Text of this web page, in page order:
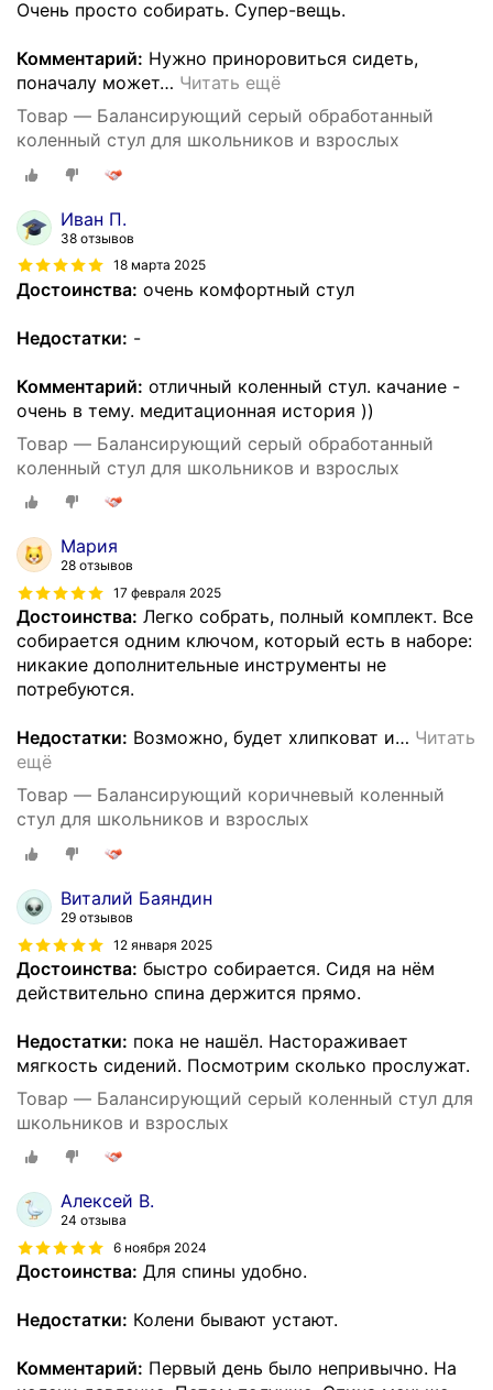
Очень просто собирать. Супер-вещь.
Комментарий: Нужно приноровиться сидеть,
поначалу может… Читать ещё
Товар — Балансирующий серый обработанный
коленный стул для школьников и взрослых
Иван П.
38 отзывов
18 марта 2025
Достоинства: очень комфортный стул
Недостатки: -
Комментарий: отличный коленный стул. качание -
очень в тему. медитационная история ))
Товар — Балансирующий серый обработанный
коленный стул для школьников и взрослых
Мария
28 отзывов
17 февраля 2025
Достоинства: Легко собрать, полный комплект. Все
собирается одним ключом, который есть в наборе:
никакие дополнительные инструменты не
потребуются.
Недостатки: Возможно, будет хлипковат и… Читать
ещё
Товар — Балансирующий коричневый коленный
стул для школьников и взрослых
Виталий Баяндин
29 отзывов
12 января 2025
Достоинства: быстро собирается. Сидя на нём
действительно спина держится прямо.
Недостатки: пока не нашёл. Настораживает
мягкость сидений. Посмотрим сколько прослужат.
Товар — Балансирующий серый коленный стул для
школьников и взрослых
Алексей В.
24 отзыва
6 ноября 2024
Достоинства: Для спины удобно.
Недостатки: Колени бывают устают.
Комментарий: Первый день было непривычно. На